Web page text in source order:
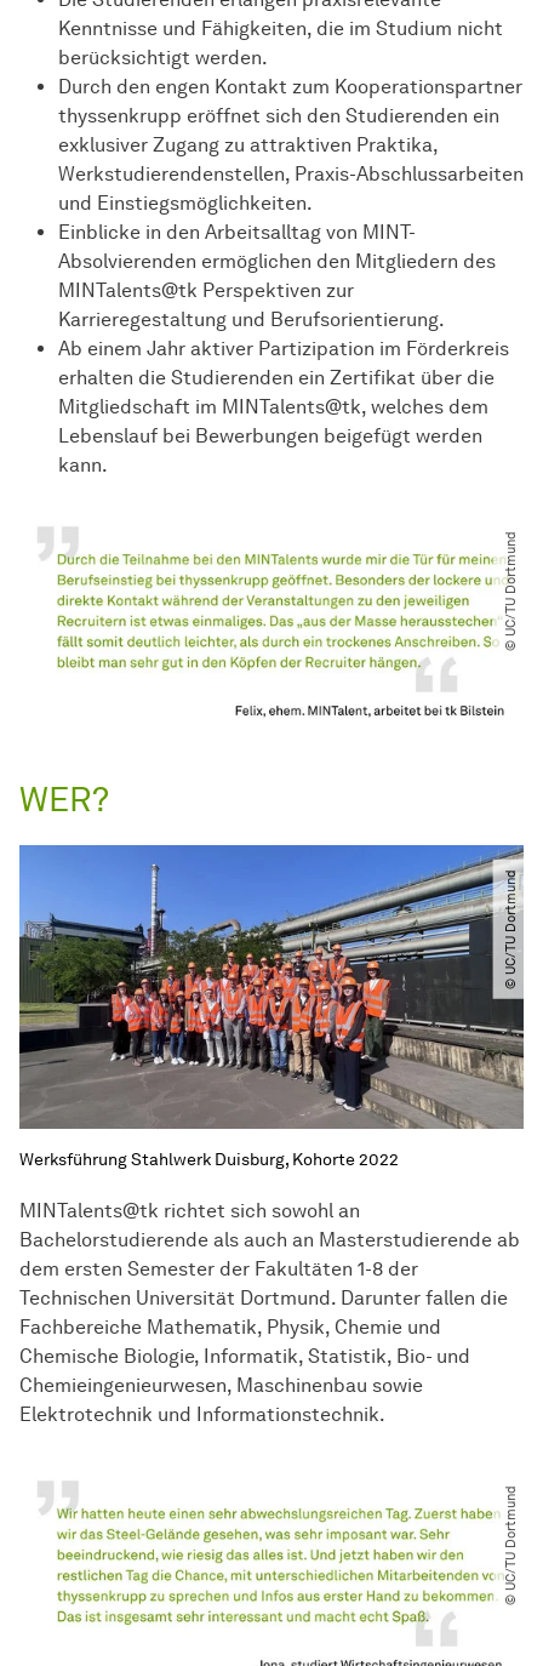
Kenntnisse und Fähigkeiten, die im Studium nicht
berücksichtigt werden.
Durch den engen Kontakt zum Kooperationspartner
thyssenkrupp eröffnet sich den Studierenden ein
exklusiver Zugang zu attraktiven Praktika,
Werkstudierendenstellen, Praxis-Abschlussarbeiten
und Einstiegsmöglichkeiten.
Einblicke in den Arbeitsalltag von MINT-
Absolvierenden ermöglichen den Mitgliedern des
MINTalents@tk Perspektiven zur
Karrieregestaltung und Berufsorientierung.
Ab einem Jahr aktiver Partizipation im Förderkreis
erhalten die Studierenden ein Zertifikat über die
Mitgliedschaft im MINTalents@tk, welches dem
Lebenslauf bei Bewerbungen beigefügt werden
kann.
© UC​/​TU Dortmund
WER?
MINTalents@tk richtet sich sowohl an
Bachelorstudierende als auch an Masterstudierende ab
dem ersten Semester der Fakultäten 1-8 der
Technischen Universität Dortmund. Darunter fallen die
Fachbereiche Mathematik, Physik, Chemie und
Chemische Biologie, Informatik, Statistik, Bio- und
Chemieingenieurwesen, Maschinenbau sowie
Elektrotechnik und Informationstechnik.
© UC​/​TU Dortmund
Werksführung Stahlwerk Duisburg, Kohorte 2022
© UC​/​TU Dortmund